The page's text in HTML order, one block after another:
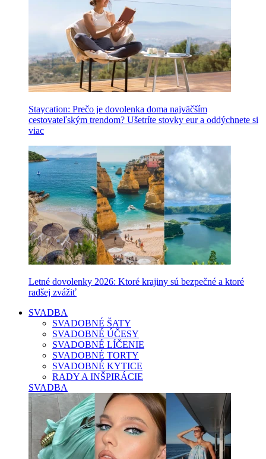
Staycation: Prečo je dovolenka doma najväčším
cestovateľským trendom? Ušetríte stovky eur a oddýchnete si
viac
Letné dovolenky 2026: Ktoré krajiny sú bezpečné a ktoré
radšej zvážiť
SVADBA
SVADOBNÉ ŠATY
SVADOBNÉ ÚČESY
SVADOBNÉ LÍČENIE
SVADOBNÉ TORTY
SVADOBNÉ KYTICE
RADY A INŠPIRÁCIE
SVADBA